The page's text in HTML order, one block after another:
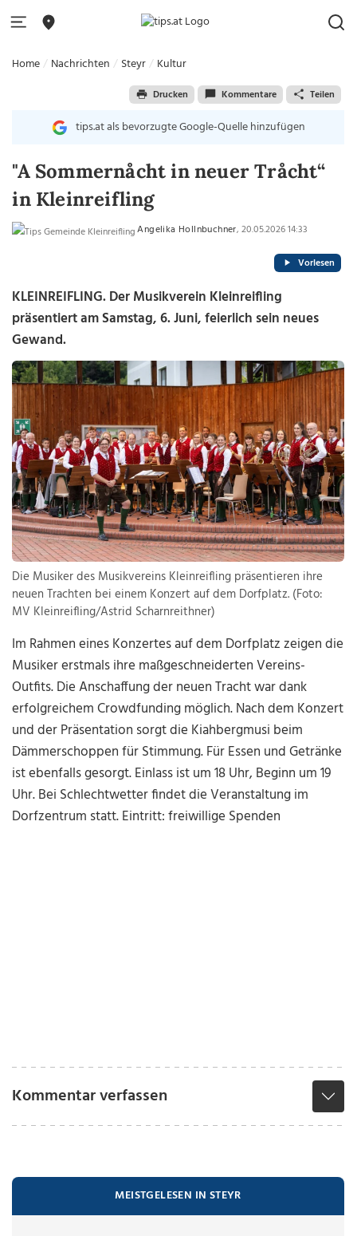
Home Nachrichten Steyr Kultur
Drucken Kommentare Teilen
tips.at als bevorzugte Google-Quelle hinzufügen
"A Sommernåcht in neuer Tråcht“
in Kleinreifling
Angelika Hollnbuchner, 20.05.2026 14:33
Vorlesen
KLEINREIFLING. Der Musikverein Kleinreifling
präsentiert am Samstag, 6. Juni, feierlich sein neues
Gewand.
Die Musiker des Musikvereins Kleinreifling präsentieren ihre
neuen Trachten bei einem Konzert auf dem Dorfplatz. (Foto:
MV Kleinreifling/Astrid Scharnreithner)
Im Rahmen eines Konzertes auf dem Dorfplatz zeigen die
Musiker erstmals ihre maßgeschneiderten Vereins-
Outfits. Die Anschaffung der neuen Tracht war dank
erfolgreichem Crowdfunding möglich. Nach dem Konzert
und der Präsentation sorgt die Kiahbergmusi beim
Dämmerschoppen für Stimmung. Für Essen und Getränke
ist ebenfalls gesorgt. Einlass ist um 18 Uhr, Beginn um 19
Uhr. Bei Schlechtwetter findet die Veranstaltung im
Dorfzentrum statt. Eintritt: freiwillige Spenden
Kommentar verfassen
MEISTGELESEN IN STEYR